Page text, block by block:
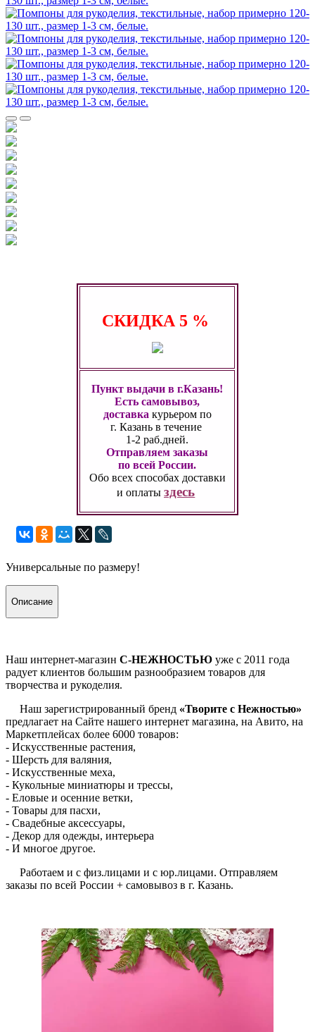
СКИДКА 5 %
Пункт выдачи в г.Казань!
Есть самовывоз,
доставка курьером по
г. Казань в течение
1-2 раб.дней.
Отправляем заказы
по всей России.
Обо всех способах доставки
и оплатыздесь
Универсальные по размеру!
Описание
Наш интернет-магазин С-НЕЖНОСТЬЮ уже с 2011 года
радует клиентов большим разнообразием товаров для
творчества и рукоделия.
Наш зарегистрированный бренд «Творите с Нежностью»
предлагает на Сайте нашего интернет магазина, на Авито, на
Маркетплейсах более 6000 товаров:
- Искусственные растения,
- Шерсть для валяния,
- Искусственные меха,
- Кукольные миниатюры и трессы,
- Еловые и осенние ветки,
- Товары для пасхи,
- Свадебные аксессуары,
- Декор для одежды, интерьера
- И многое другое.
Работаем и с физ.лицами и с юр.лицами. Отправляем
заказы по всей России + самовывоз в г. Казань.